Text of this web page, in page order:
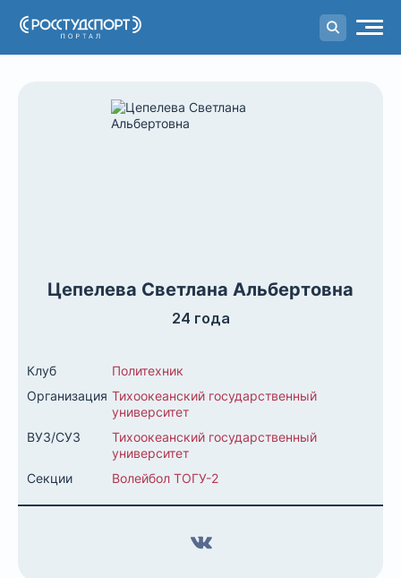
Порталстуденческого спорта
Цепелева Светлана Альбертовна
24 года
Клуб
Политехник
Организация Тихоокеанский государственный
университет
ВУЗ/СУЗ
Тихоокеанский государственный
университет
Секции
Волейбол ТОГУ-2